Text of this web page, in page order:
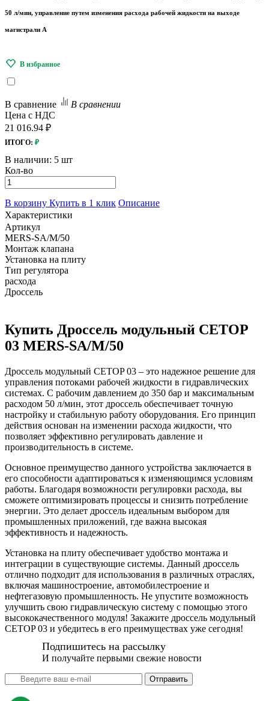
50 л/мин, управление путем изменения расхода рабочей жидкости на выходе
магистрали A
В сравнение
В сравнении
Цена с НДС
21 016.94 ₽
ИТОГО: ₽
В наличии: 5 шт
Кол-во
В корзину Купить в 1 клик Описание
Характеристики
Артикул
MERS-SA/M/50
Монтаж клапана
Установка на плиту
Тип регулятора
расхода
Дроссель
Купить Дроссель модульный CETOP
03 MERS-SA/M/50
Дроссель модульный CETOP 03 – это надежное решение для
управления потоками рабочей жидкости в гидравлических
системах. С рабочим давлением до 350 бар и максимальным
расходом 50 л/мин, этот дроссель обеспечивает точную
настройку и стабильную работу оборудования. Его принцип
действия основан на изменении расхода жидкости, что
позволяет эффективно регулировать давление и
производительность в системе.
Основное преимущество данного устройства заключается в
его способности адаптироваться к изменяющимся условиям
работы. Благодаря возможности регулировки расхода, вы
сможете оптимизировать процессы и снизить потребление
энергии. Это делает дроссель идеальным выбором для
промышленных приложений, где важна высокая
эффективность и надежность.
Установка на плиту обеспечивает удобство монтажа и
интеграции в существующие системы. Данный дроссель
отлично подходит для использования в различных отраслях,
включая машиностроение, автомобилестроение и
нефтегазовую промышленность. Не упустите возможность
улучшить свою гидравлическую систему с помощью этого
высококачественного модуля! Закажите дроссель модульный
CETOP 03 и убедитесь в его преимуществах уже сегодня!
Подпишитесь на рассылку
И получайте первыми свежие новости
Отправить